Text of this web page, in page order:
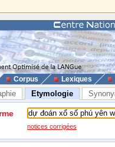
Corpus Lexiques
Etymologie
notices corrigées